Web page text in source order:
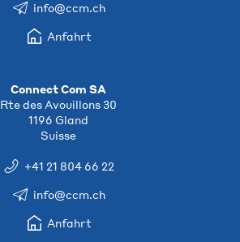
info@ccm.ch
Anfahrt
Connect Com SA
Rte des Avouillons 30
1196 Gland
Suisse
+41 21 804 66 22
info@ccm.ch
Anfahrt